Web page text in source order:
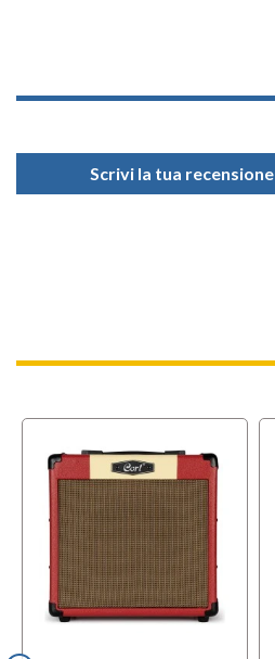
Scrivi la tua recensione